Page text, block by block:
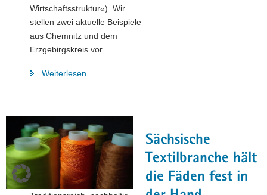
Wirtschaftsstruktur«). Wir
stellen zwei aktuelle Beispiele
aus Chemnitz und dem
Erzgebirgskreis vor.
Weiterlesen
Ausbauvorhaben
in
Südwestsachsen"
Sächsische
Textilbranche hält
die Fäden fest in